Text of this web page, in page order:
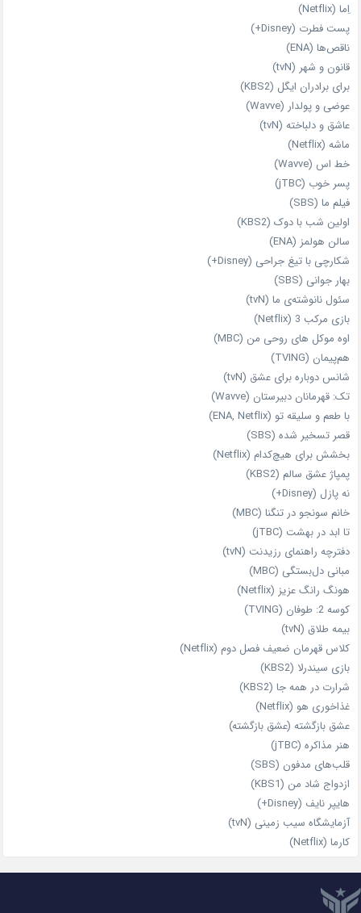
اِما (Netflix)
پست فطرت (Disney+)
ناقص‌ها (ENA)
قانون و شهر (tvN)
برای برادران ایگل (KBS2)
عوضی و پولدار (Wavve)
عاشق و دلباخته (tvN)
ماشه (Netflix)
خط اس (Wavve)
پسر خوب (jTBC)
فیلم ما (SBS)
اولین شب با دوک (KBS2)
سالن هولمز (ENA)
شکارچی با تیغ جراحی (Disney+)
بهار جوانی (SBS)
سئول نانوشته‌ی ما (tvN)
بازی مرکب 3 (Netflix)
اوه موکل های روحی من (MBC)
هم‌پیمان (TVING)
شانس دوباره برای عشق (tvN)
تک: قهرمانان دبیرستان (Wavve)
با طعم و سلیقه تو (ENA, Netflix)
قصر تسخیر شده (SBS)
بخشش برای هیچ‌کدام (Netflix)
پمپاژ عشق سالم (KBS2)
نه پازل (Disney+)
خانم سونجو در تنگنا (MBC)
تا ابد در بهشت (jTBC)
دفترچه راهنمای رزیدنت (tvN)
مبانی دل‌بستگی (MBC)
هونگ رانگ عزیز (Netflix)
کوسه 2: طوفان (TVING)
بیمه طلاق (tvN)
کلاس قهرمان ضعیف فصل دوم (Netflix)
بازی سیندرلا (KBS2)
شرارت در همه‌ جا (KBS2)
غذاخوری هو (Netflix)
عشق بازگشته (عشق بازگشته)
هنر مذاکره (jTBC)
قلب‌های مدفون (SBS)
ازدواج شاد من (KBS1)
هایپر نایف (Disney+)
آزمایشگاه سیب‌ زمینی (tvN)
کارما (Netflix)